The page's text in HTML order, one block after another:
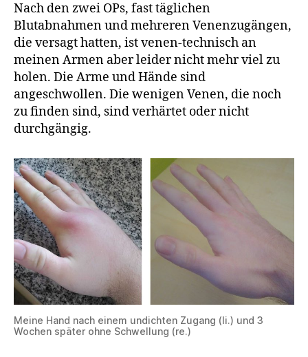
Nach den zwei OPs, fast täglichen
Blutabnahmen und mehreren Venenzugängen,
die versagt hatten, ist venen-technisch an
meinen Armen aber leider nicht mehr viel zu
holen. Die Arme und Hände sind
angeschwollen. Die wenigen Venen, die noch
zu finden sind, sind verhärtet oder nicht
durchgängig.
Meine Hand nach einem undichten Zugang (li.) und 3
Wochen später ohne Schwellung (re.)